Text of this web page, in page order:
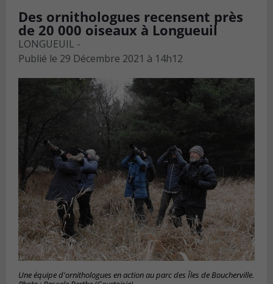
Des ornithologues recensent près
de 20 000 oiseaux à Longueuil
LONGUEUIL -
Publié le 29 Décembre 2021 à 14h12
Une équipe d'ornithologues en action au parc des Îles de Boucherville.